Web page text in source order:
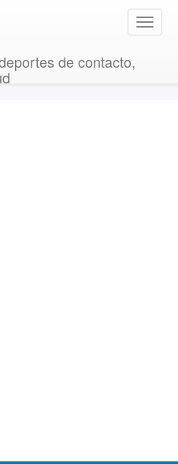
T
o
de contacto,